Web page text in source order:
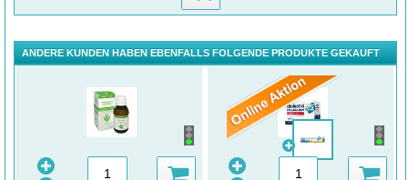
ANDERE KUNDEN HABEN EBENFALLS FOLGENDE PRODUKTE GEKAUFT